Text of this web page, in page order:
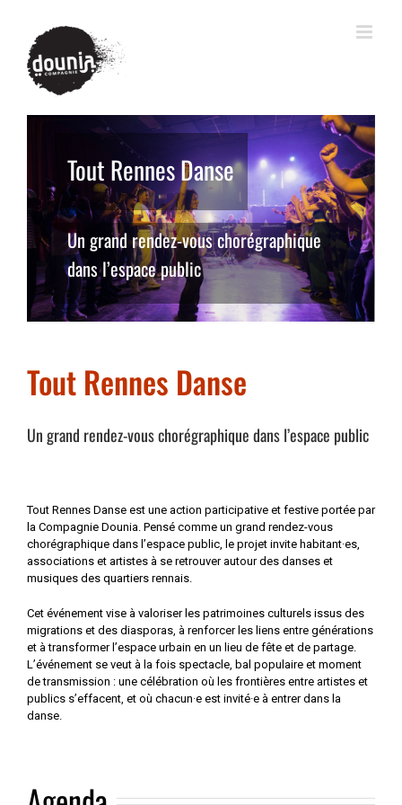
Tout Rennes Danse
Un grand rendez-vous chorégraphique
dans l’espace public
Tout Rennes Danse
Un grand rendez-vous chorégraphique dans l’espace public
Tout Rennes Danse est une action participative et festive portée par
la Compagnie Dounia. Pensé comme un grand rendez-vous
chorégraphique dans l’espace public, le projet invite habitant·es,
associations et artistes à se retrouver autour des danses et
musiques des quartiers rennais.
Cet événement vise à valoriser les patrimoines culturels issus des
migrations et des diasporas, à renforcer les liens entre générations
et à transformer l’espace urbain en un lieu de fête et de partage.
L’événement se veut à la fois spectacle, bal populaire et moment
de transmission : une célébration où les frontières entre artistes et
publics s’effacent, et où chacun·e est invité·e à entrer dans la
danse.